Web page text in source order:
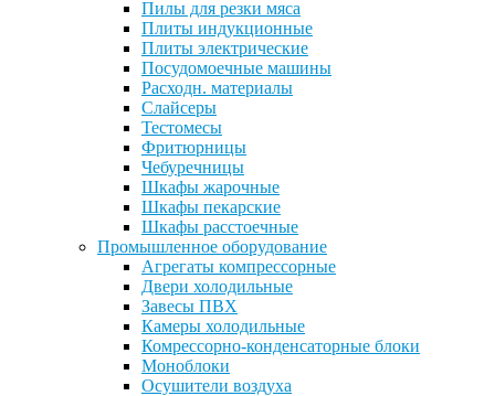
Пилы для резки мяса
Плиты индукционные
Плиты электрические
Посудомоечные машины
Расходн. материалы
Слайсеры
Тестомесы
Фритюрницы
Чебуречницы
Шкафы жарочные
Шкафы пекарские
Шкафы расстоечные
Промышленное оборудование
Агрегаты компрессорные
Двери холодильные
Завесы ПВХ
Камеры холодильные
Комрессорно-конденсаторные блоки
Моноблоки
Осушители воздуха